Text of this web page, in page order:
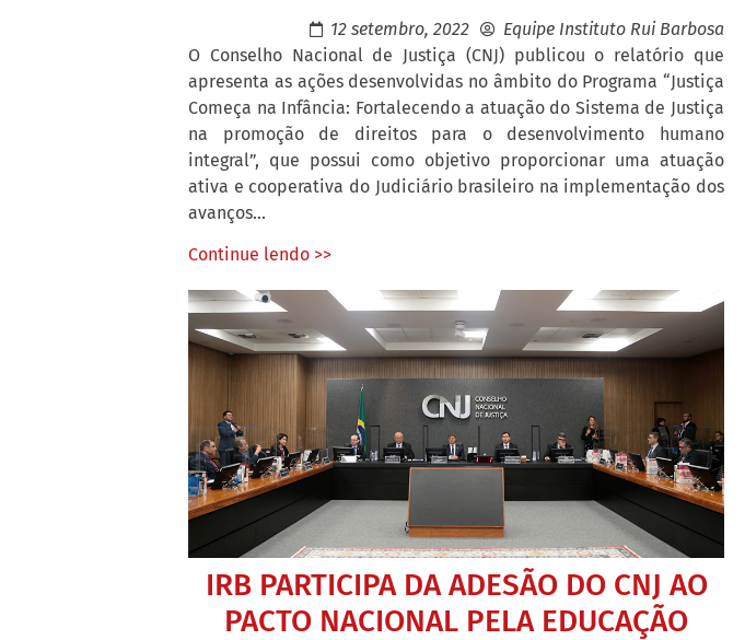
12 setembro, 2022
Equipe Instituto Rui Barbosa
O Conselho Nacional de Justiça (CNJ) publicou o relatório que
apresenta as ações desenvolvidas no âmbito do Programa “Justiça
Começa na Infância: Fortalecendo a atuação do Sistema de Justiça
na promoção de direitos para o desenvolvimento humano
integral”, que possui como objetivo proporcionar uma atuação
ativa e cooperativa do Judiciário brasileiro na implementação dos
avanços...
Continue lendo >>
IRB PARTICIPA DA ADESÃO DO CNJ AO
PACTO NACIONAL PELA EDUCAÇÃO